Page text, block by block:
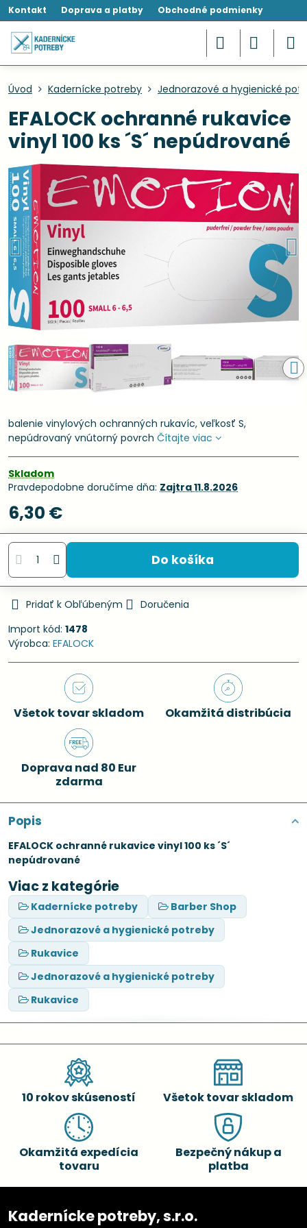
Kontakt Doprava a platby Obchodné podmienky
Úvod Kadernícke potreby Jednorazové a hygienické
EFALOCK ochranné rukavice
vinyl 100 ks ´S´ nepúdrované
balenie vinylových ochranných rukavíc, veľkosť S,
nepúdrovaný vnútorný povrch Čítajte viac
Skladom
Pravdepodobne doručíme dňa: Zajtra11.8.2026
6,30 €
Do košíka
Pridať k Obľúbeným
Doručenia
Import kód: 1478
Výrobca: EFALOCK
Všetok tovar skladom Okamžitá distribúcia
Doprava nad 80 Eur
zdarma
Popis
EFALOCK ochranné rukavice vinyl 100 ks ´S´
nepúdrované
Viac z kategórie
Kadernícke potreby
Barber Shop
Jednorazové a hygienické potreby
Rukavice
Jednorazové a hygienické potreby
Rukavice
10 rokov skúseností Všetok tovar skladom
Okamžitá expedícia
tovaru
Bezpečný nákup a
platba
Kadernícke potreby, s.r.o.